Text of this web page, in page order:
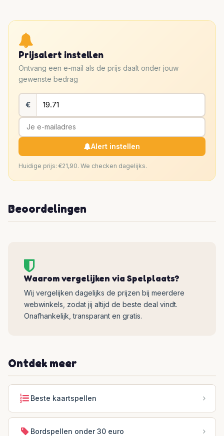
Prijsalert instellen
Ontvang een e-mail als de prijs daalt onder jouw
gewenste bedrag
€
Alert instellen
Huidige prijs: €21,90. We checken dagelijks.
Beoordelingen
Waarom vergelijken via Spelplaats?
Wij vergelijken dagelijks de prijzen bij meerdere
webwinkels, zodat jij altijd de beste deal vindt.
Onafhankelijk, transparant en gratis.
Ontdek meer
Beste kaartspellen
Bordspellen onder 30 euro